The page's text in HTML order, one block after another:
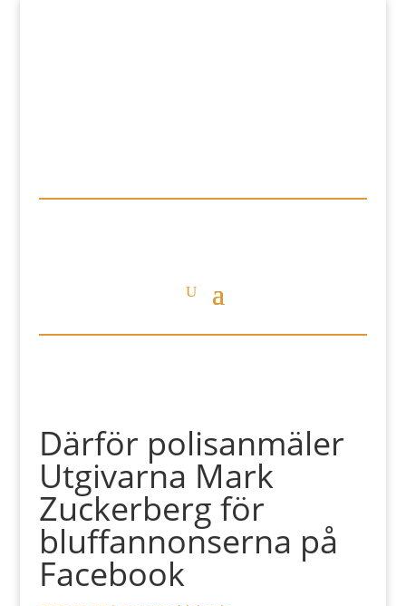
Därför polisanmäler
Utgivarna Mark
Zuckerberg för
bluffannonserna på
Facebook